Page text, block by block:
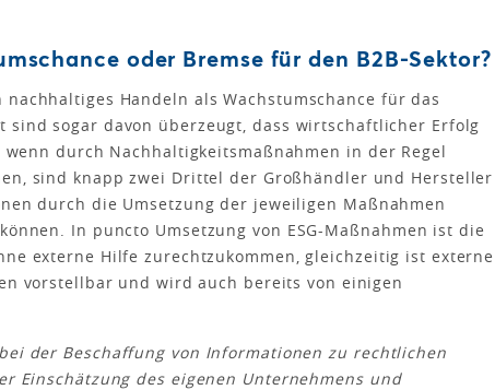
oder Bremse für den B2B-Sektor?
nachhaltiges Handeln als Wachstumschance für das
sind sogar davon überzeugt, dass wirtschaftlicher Erfolg
durch Nachhaltigkeitsmaßnahmen in der Regel
sind knapp zwei Drittel der Großhändler und Hersteller
durch die Umsetzung der jeweiligen Maßnahmen
In puncto Umsetzung von ESG-Maßnahmen ist die
externe Hilfe zurechtzukommen, gleichzeitig ist externe
vorstellbar und wird auch bereits von einigen
der Beschaffung von Informationen zu rechtlichen
Einschätzung des eigenen Unternehmens und